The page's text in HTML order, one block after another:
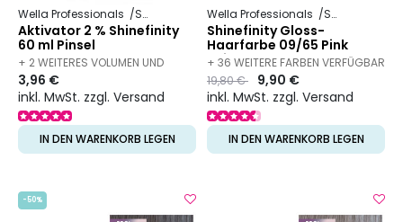
Wella Professionals Shinefinity
Aktivator 2 % Shinefinity
60 ml Pinsel
+ 2 WEITERES VOLUMEN UND
TEXTUR VERFÜGBAR
3,96 €
inkl. MwSt. zzgl. Versand
IN DEN WARENKORB LEGEN
Wella Professionals Shinefinity
Shinefinity Gloss-
Haarfarbe 09/65 Pink
Shimmer
+ 36 WEITERE FARBEN VERFÜGBAR
Preis
19,80 €to 9,90 €
inkl. MwSt. zzgl. Versand
IN DEN WARENKORB LEGEN
-50%